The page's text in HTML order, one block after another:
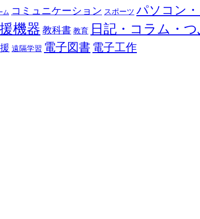
ム コミュニケーション スポーツ パソコン
機器 教科書 教育 日記・コラム・
遠隔学習 電子図書 電子工作